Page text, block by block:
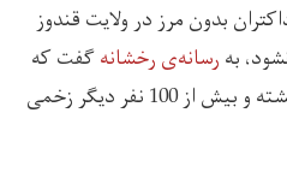
بدون مرز در ولایت قندوز
بهرسانه‌ی رخشانهگفت که
بیش از 50 نفر در این انفجار کشته و بیش از 100 نفر دیگر زخمی